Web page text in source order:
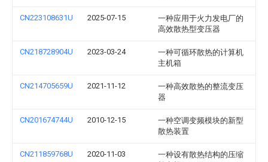
CN223108631U 2025-07-15
一种应用于火力发电厂的
高效散热型变压器
CN218728904U 2023-03-24
一种可循环散热的计算机
主机箱
CN214705659U 2021-11-12
一种高效散热的整流变压
器
CN201674744U 2010-12-15
一种空调变频模块的新型
散热装置
CN211859768U 2020-11-03
一种设有散热结构的压缩